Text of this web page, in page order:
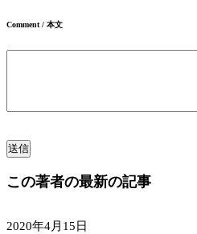
Comment / 本文
この著者の最新の記事
2020年4月15日